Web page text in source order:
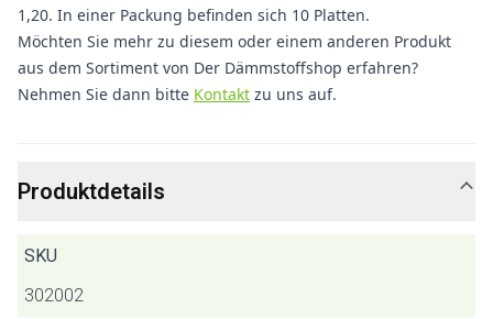
1,20. In einer Packung befinden sich 10 Platten.
Möchten Sie mehr zu diesem oder einem anderen Produkt
aus dem Sortiment von Der Dämmstoffshop erfahren?
Nehmen Sie dann bitte Kontakt zu uns auf.
Produktdetails
SKU
302002